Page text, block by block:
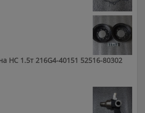
HC 1.5т 216G4-40151 52516-80302